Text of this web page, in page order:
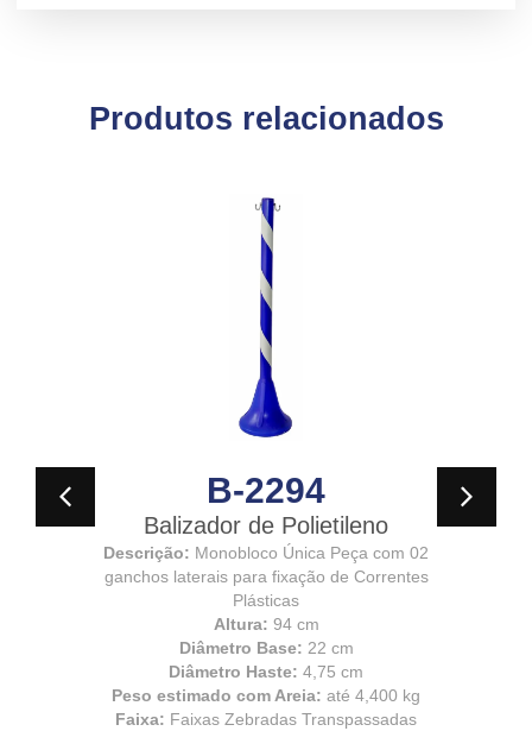
Produtos relacionados
B-2294
Balizador de Polietileno
Descrição: Monobloco Única Peça com 02
ganchos laterais para fixação de Correntes
Plásticas
Altura: 94 cm
Diâmetro Base: 22 cm
Diâmetro Haste: 4,75 cm
Peso estimado com Areia: até 4,400 kg
Faixa: Faixas Zebradas Transpassadas